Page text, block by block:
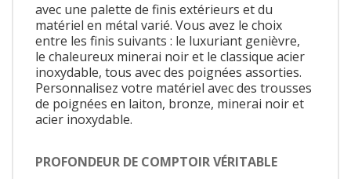
avec une palette de finis extérieurs et du
matériel en métal varié. Vous avez le choix
entre les finis suivants : le luxuriant genièvre,
le chaleureux minerai noir et le classique acier
inoxydable, tous avec des poignées assorties.
Personnalisez votre matériel avec des trousses
de poignées en laiton, bronze, minerai noir et
acier inoxydable.
PROFONDEUR DE COMPTOIR VÉRITABLE